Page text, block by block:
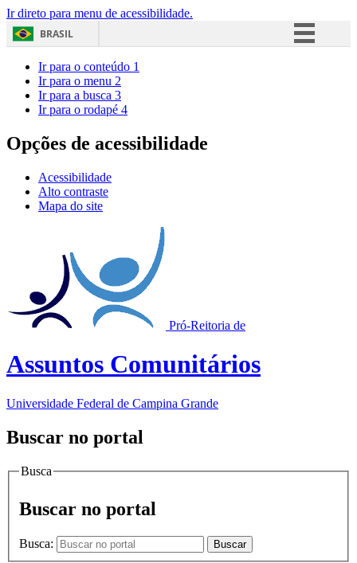
Ir direto para menu de acessibilidade.
BRASIL
Acesso à informação
Ir para o conteúdo 1
Ir para o menu 2
Ir para a busca 3
Ir para o rodapé 4
Opções de acessibilidade
Acessibilidade
Alto contraste
Mapa do site
Pró-Reitoria de
Assuntos Comunitários
Universidade Federal de Campina Grande
Buscar no portal
Busca
Buscar no portal
Busca: Buscar